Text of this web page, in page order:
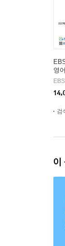
영
검
이